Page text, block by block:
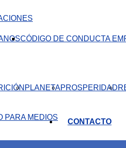
CÓDIGO DE CONDUCTA
PLANETAPROSPERIDAD
PARA MEDIOS
CONTACTO